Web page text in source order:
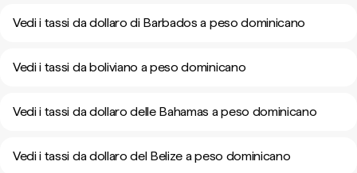
Vedi i tassi da dollaro di Barbados a peso dominicano
Vedi i tassi da boliviano a peso dominicano
Vedi i tassi da dollaro delle Bahamas a peso dominicano
Vedi i tassi da dollaro del Belize a peso dominicano